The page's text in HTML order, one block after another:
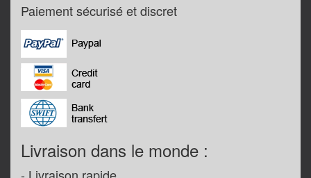
Paiement sécurisé et discret
Livraison dans le monde :
- Livraison rapide